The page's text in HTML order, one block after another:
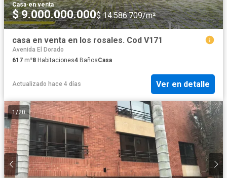
Casa·en venta
$ 9.000.000.000$ 14.586.709/m²
casa en venta en los rosales. Cod V171
Avenida El Dorado
617 m²8 Habitaciones4 BañosCasa
Actualizado hace 4 días Ver en detalle
1 /20